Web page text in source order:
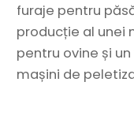
furaje pentru
producție al unei
pentru ovine și
mașini de